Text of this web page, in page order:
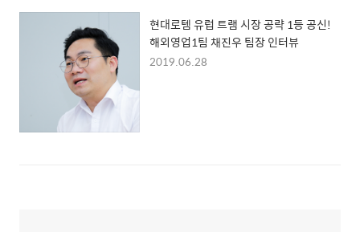
현대로템 유럽 트램 시장 공략 1등 공신!
해외영업1팀 채진우 팀장 인터뷰
2019.06.28